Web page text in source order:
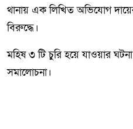
থানায় এক লিখিত অভিযোগ
বিরুদ্ধে।
মহিষ ৩ টি চুরি হয়ে যাওয়ার
সমালোচনা।